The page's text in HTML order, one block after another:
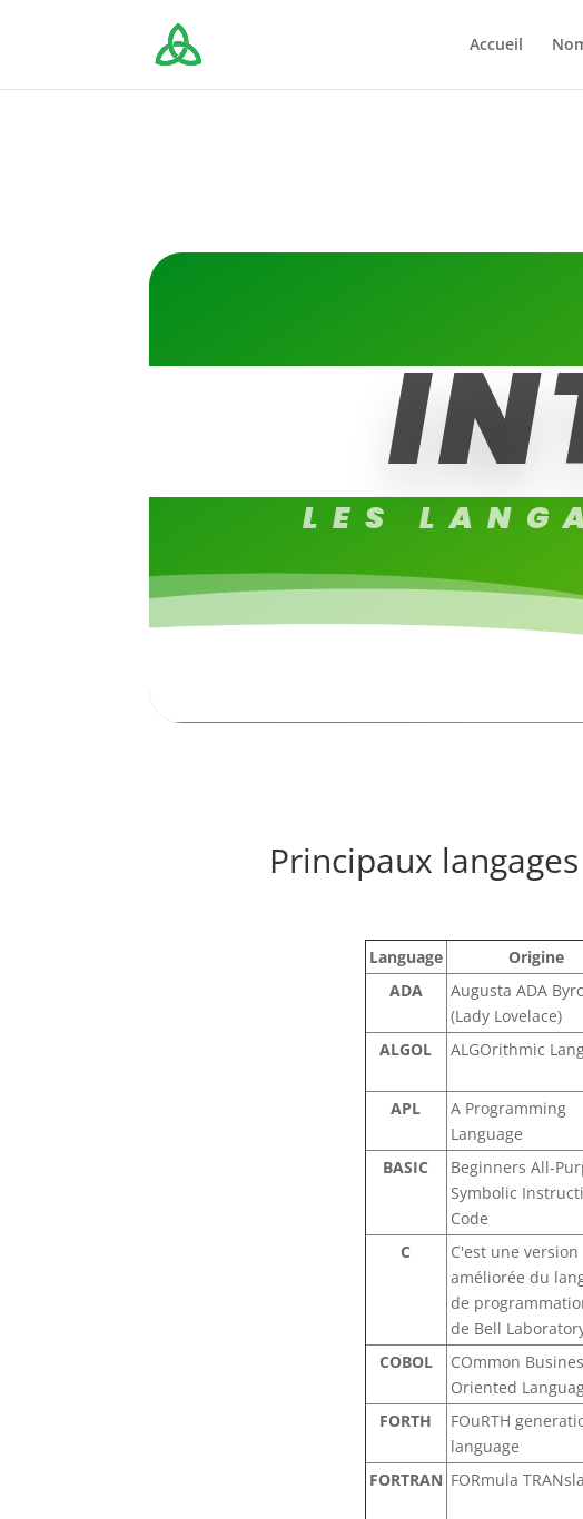
Accueil
LES
Principaux
Language Origine
ADA
Augusta ADA
(Lady Lovelace)
ALGOL
ALGOrithmic
APL
A Programming
Language
BASIC
Beginners All-
Symbolic
Code
C
C'est une version
améliorée du
de
de Bell
COBOL
COmmon
Oriented
FORTH
FOuRTH
language
FORTRAN FORmula